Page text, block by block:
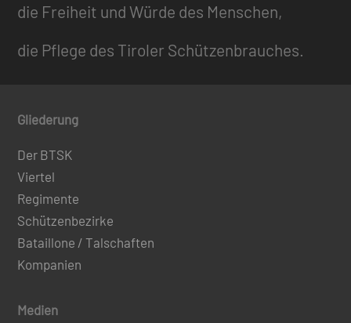
die Freiheit und Würde des Menschen,
die Pflege des Tiroler Schützenbrauches.
Gliederung
Der BTSK
Viertel
Regimente
Schützenbezirke
Bataillone / Talschaften
Kompanien
Medien